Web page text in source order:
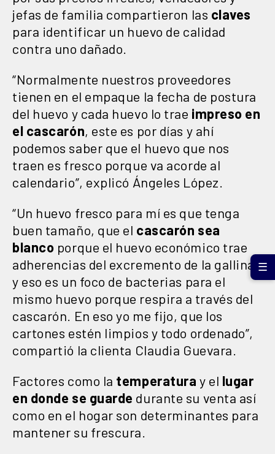
jefas de familia compartieron las claves
para identificar un huevo de calidad
contra uno dañado.
“Normalmente nuestros proveedores
tienen en el empaque la fecha de postura
del huevo y cada huevo lo trae impreso en
el cascarón, este es por días y ahí
podemos saber que el huevo que nos
traen es fresco porque va acorde al
calendario”, explicó Ángeles López.
“Un huevo fresco para mí es que tenga
buen tamaño, que el cascarón sea
blanco porque el huevo económico trae
adherencias del excremento de la gallina
y eso es un foco de bacterias para el
mismo huevo porque respira a través del
cascarón. En eso yo me fijo, que los
cartones estén limpios y todo ordenado”,
compartió la clienta Claudia Guevara.
Factores como la temperatura y el lugar
en donde se guarde durante su venta así
como en el hogar son determinantes para
mantener su frescura.
☰